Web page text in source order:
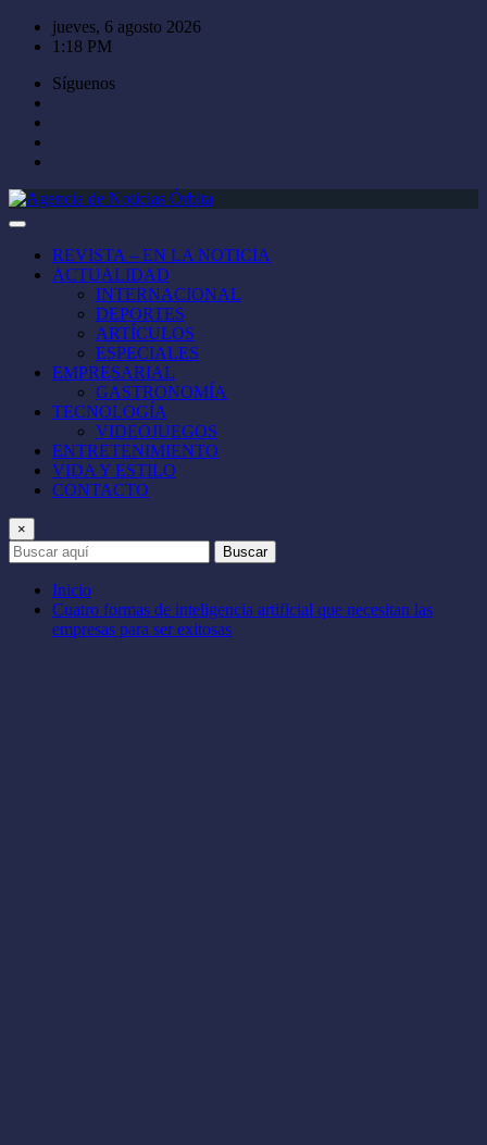
Saltar
jueves, 6 agosto 2026
1:18 PM
Síguenos
REVISTA – EN LA NOTICIA
ACTUALIDAD
INTERNACIONAL
DEPORTES
ARTÍCULOS
ESPECIALES
EMPRESARIAL
GASTRONOMÍA
TECNOLOGÍA
VIDEOJUEGOS
ENTRETENIMIENTO
VIDA Y ESTILO
CONTACTO
×
Buscar
Inicio
Cuatro formas de inteligencia artificial que necesitan las
empresas para ser exitosas